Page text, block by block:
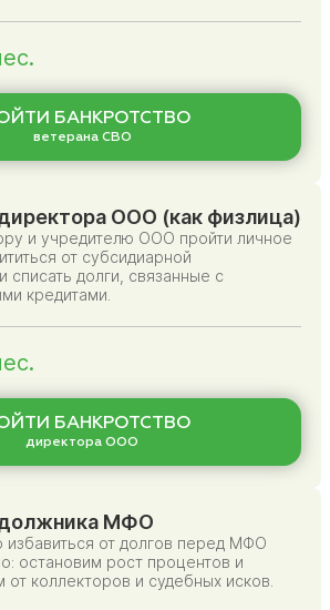
БАНКРОТСТВО
ветерана СВО
ООО (как физлица)
и учредителю ООО пройти личное
от субсидиарной
списать долги, связанные с
кредитами.
БАНКРОТСТВО
директора ООО
должника МФО
от долгов перед МФО
остановим рост процентов и
коллекторов и судебных исков.